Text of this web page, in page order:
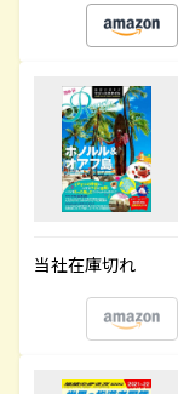
当社在庫切れ